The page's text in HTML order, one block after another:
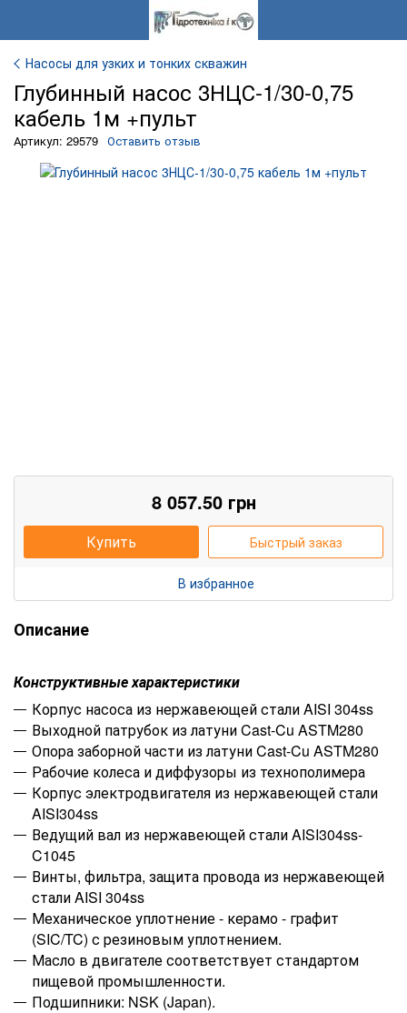
Насосы для узких и тонких скважин
Глубинный насос 3НЦС-1/30-0,75
кабель 1м +пульт
Артикул: 29579 Оставить отзыв
8 057.50грн
Купить Быстрый заказ
В избранное
Описание
Конструктивные характеристики
Корпус насоса из нержавеющей стали AISI 304ss
Выходной патрубок из латуни Cast-Cu ASTM280
Опора заборной части из латуни Cast-Cu ASTM280
Рабочие колеса и диффузоры из технополимера
Корпус электродвигателя из нержавеющей стали
AISI304ss
Ведущий вал из нержавеющей стали AISI304ss-
C1045
Винты, фильтра, защита провода из нержавеющей
стали AISI 304ss
Механическое уплотнение - керамо - графит
(SIC/TC) с резиновым уплотнением.
Масло в двигателе соответствует стандартом
пищевой промышленности.
Подшипники: NSK (Japan).